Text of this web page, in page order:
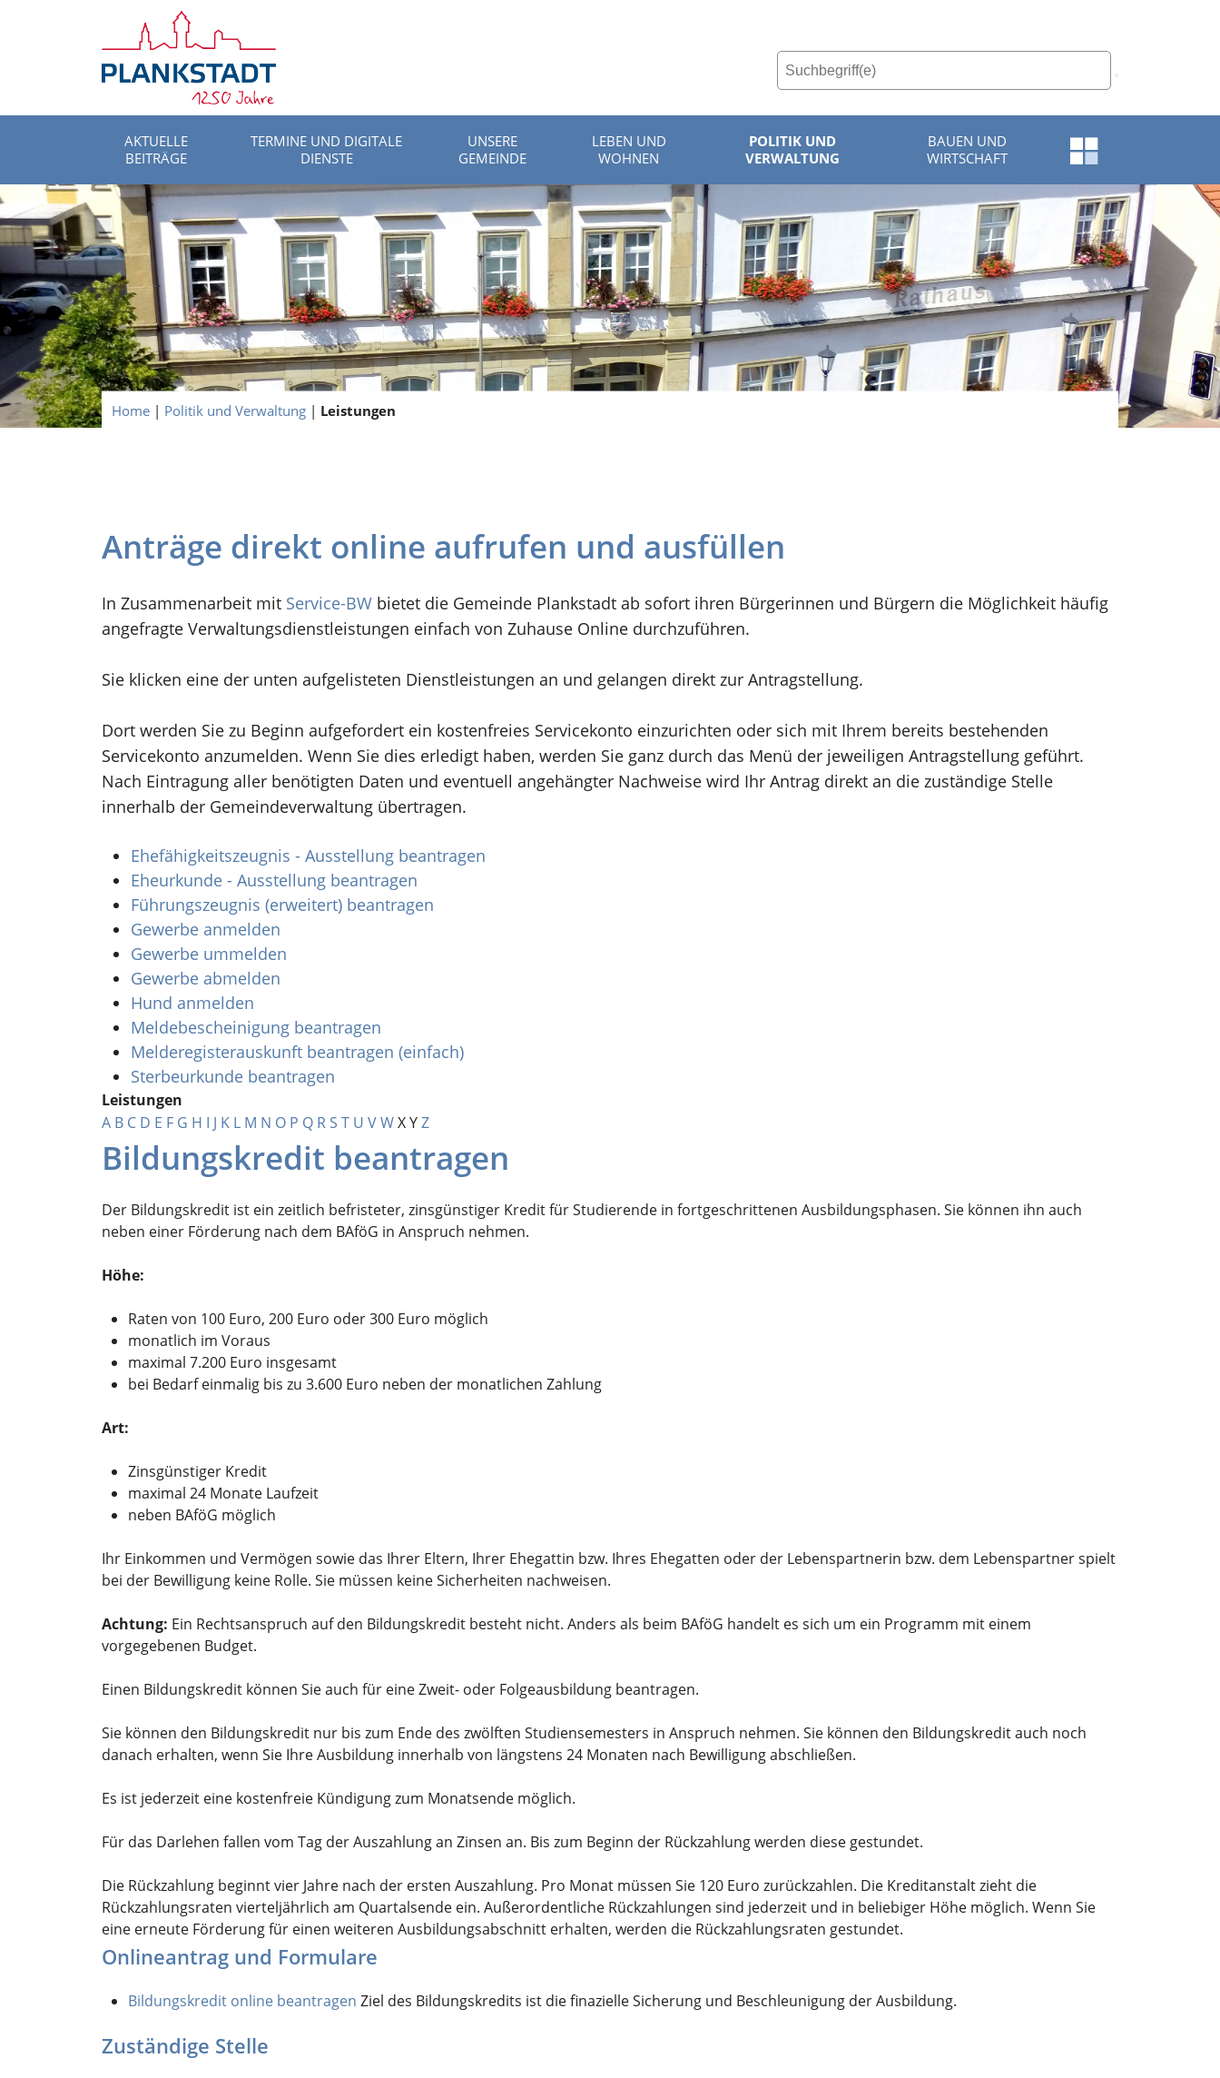
AKTUELLE
BEITRÄGE
TERMINE UND DIGITALE
DIENSTE
UNSERE
GEMEINDE
LEBEN UND
WOHNEN
POLITIK UND
VERWALTUNG
BAUEN UND
WIRTSCHAFT
Schnellzugriff-
Menü
öffnen
Home | Politik und Verwaltung | Leistungen
Anträge direkt online aufrufen und ausfüllen
In Zusammenarbeit mit Service-BW bietet die Gemeinde Plankstadt ab sofort ihren Bürgerinnen und Bürgern die Möglichkeit häufig
angefragte Verwaltungsdienstleistungen einfach von Zuhause Online durchzuführen.
Sie klicken eine der unten aufgelisteten Dienstleistungen an und gelangen direkt zur Antragstellung.
Dort werden Sie zu Beginn aufgefordert ein kostenfreies Servicekonto einzurichten oder sich mit Ihrem bereits bestehenden
Servicekonto anzumelden. Wenn Sie dies erledigt haben, werden Sie ganz durch das Menü der jeweiligen Antragstellung geführt.
Nach Eintragung aller benötigten Daten und eventuell angehängter Nachweise wird Ihr Antrag direkt an die zuständige Stelle
innerhalb der Gemeindeverwaltung übertragen.
Ehefähigkeitszeugnis - Ausstellung beantragen
Eheurkunde - Ausstellung beantragen
Führungszeugnis (erweitert) beantragen
Gewerbe anmelden
Gewerbe ummelden
Gewerbe abmelden
Hund anmelden
Meldebescheinigung beantragen
Melderegisterauskunft beantragen (einfach)
Sterbeurkunde beantragen
Leistungen
A B C D E F G H I J K L M N O P Q R S T U VWXYZ
Bildungskredit beantragen
Der Bildungskredit ist ein zeitlich befristeter, zinsgünstiger Kredit für Studierende in fortgeschrittenen Ausbildungsphasen. Sie können ihn auch
neben einer Förderung nach dem BAföG in Anspruch nehmen.
Höhe:
Raten von 100 Euro, 200 Euro oder 300 Euro möglich
monatlich im Voraus
maximal 7.200 Euro insgesamt
bei Bedarf einmalig bis zu 3.600 Euro neben der monatlichen Zahlung
Art:
Zinsgünstiger Kredit
maximal 24 Monate Laufzeit
neben BAföG möglich
Ihr Einkommen und Vermögen sowie das Ihrer Eltern, Ihrer Ehegattin bzw. Ihres Ehegatten oder der Lebenspartnerin bzw. dem Lebenspartnerspielt
bei der Bewilligung keine Rolle. Sie müssen keine Sicherheiten nachweisen.
Achtung: Ein Rechtsanspruch auf den Bildungskredit besteht nicht. Anders als beim BAföG handelt es sich um ein Programm mit einem
vorgegebenen Budget.
Einen Bildungskredit können Sie auch für eine Zweit- oder Folgeausbildung beantragen.
Sie können den Bildungskredit nur bis zum Ende des zwölften Studiensemesters in Anspruch nehmen. Sie können den Bildungskredit auch noch
danach erhalten, wenn Sie Ihre Ausbildung innerhalb von längstens 24 Monaten nach Bewilligung abschließen.
Es ist jederzeit eine kostenfreie Kündigung zum Monatsende möglich.
Für das Darlehen fallen vom Tag der Auszahlung an Zinsen an. Bis zum Beginn der Rückzahlung werden diese gestundet.
Die Rückzahlung beginnt vier Jahre nach der ersten Auszahlung. Pro Monat müssen Sie 120 Euro zurückzahlen. Die Kreditanstalt zieht die
Rückzahlungsraten vierteljährlich am Quartalsende ein. Außerordentliche Rückzahlungen sind jederzeit und in beliebiger Höhe möglich. Wenn Sie
eine erneute Förderung für einen weiteren Ausbildungsabschnitt erhalten, werden die Rückzahlungsraten gestundet.
Onlineantrag und Formulare
Bildungskredit online beantragen Ziel des Bildungskredits ist die finazielle Sicherung und Beschleunigung der Ausbildung.
Zuständige Stelle